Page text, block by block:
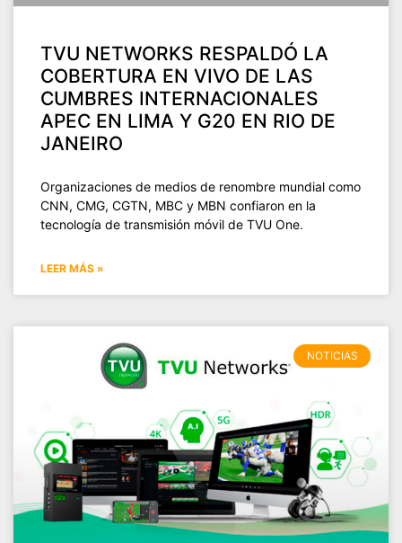
TVU NETWORKS RESPALDÓ LA
COBERTURA EN VIVO DE LAS
CUMBRES INTERNACIONALES
APEC EN LIMA Y G20 EN RIO DE
JANEIRO
Organizaciones de medios de renombre mundial como
CNN, CMG, CGTN, MBC y MBN confiaron en la
tecnología de transmisión móvil de TVU One.
LEER MÁS »
NOTICIAS